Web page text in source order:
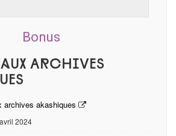
Bonus
Archives
archives akashiques
2024